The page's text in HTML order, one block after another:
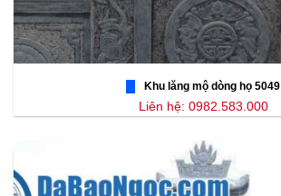
Khu lăng mộ dòng họ 5049
Liên hệ: 0982.583.000